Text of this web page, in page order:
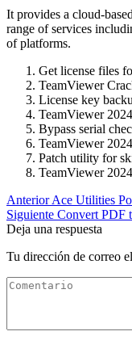
It provides a cloud-
range of services
of platforms.
Get license files
TeamViewer
License key
TeamViewer
Bypass serial
TeamViewer
Patch utility for
TeamViewer
AnteriorAce Utilities
Siguiente Convert PDF
Deja una respuesta
Tu dirección de correo